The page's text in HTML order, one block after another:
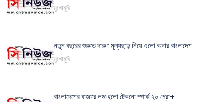
মুখোমুখি
নতুন বছরের শুরুতে দারুণ মূল্যছাড় নিয়ে এলো অনার বাংলাদেশ
মুখোমুখি
বাংলাদেশের বাজারে লঞ্চ হলো টেকনো স্পার্ক ২০ প্রো+